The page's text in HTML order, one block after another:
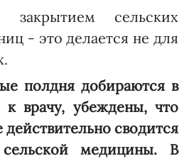
сельских
- это делается не для
полдня добираются в
врачу, убеждены, что
сводится
медицины. В